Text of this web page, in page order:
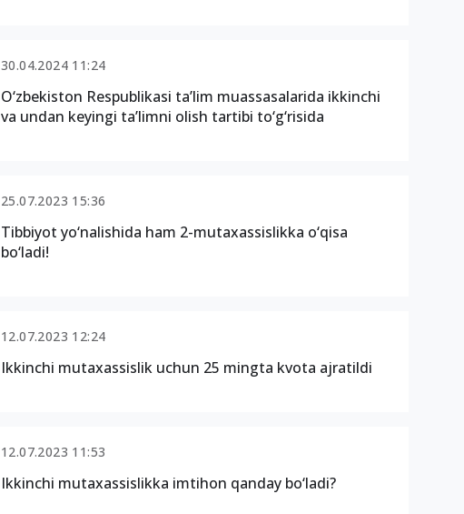
30.04.2024 11:24
O‘zbekiston Respublikasi ta’lim muassasalarida ikkinchi
va undan keyingi ta’limni olish tartibi to‘g‘risida
25.07.2023 15:36
Tibbiyot yo‘nalishida ham 2-mutaxassislikka o‘qisa
bo‘ladi!
12.07.2023 12:24
Ikkinchi mutaxassislik uchun 25 mingta kvota ajratildi
12.07.2023 11:53
Ikkinchi mutaxassislikka imtihon qanday bo‘ladi?